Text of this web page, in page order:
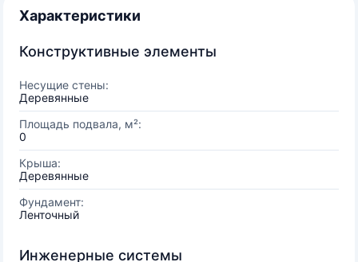
Характеристики
Конструктивные элементы
Несущие стены:
Деревянные
Площадь подвала, м²:
0
Крыша:
Деревянные
Фундамент:
Ленточный
Инженерные системы